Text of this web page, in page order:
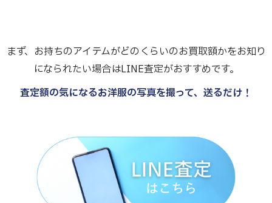
まず、お持ちのアイテムがどのくらいのお買取額かをお知り
になられたい場合はLINE査定がおすすめです。
査定額の気になるお洋服の写真を撮って、送るだけ！